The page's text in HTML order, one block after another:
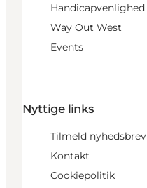
Handicapvenlighed
Way Out West
Events
Nyttige links
Tilmeld nyhedsbrev
Kontakt
Cookiepolitik